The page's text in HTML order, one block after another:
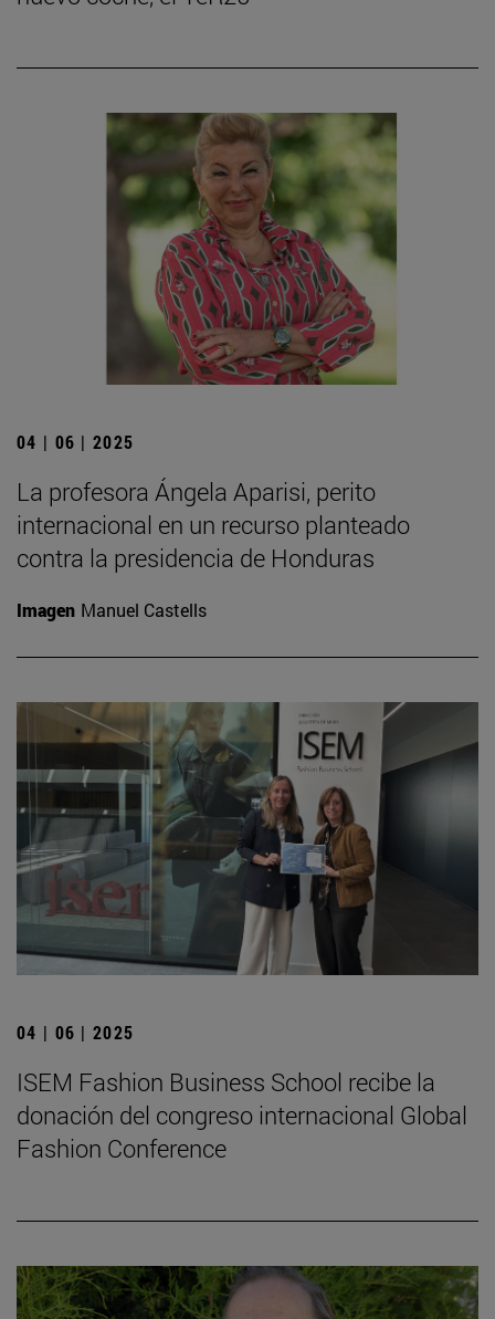
04 | 06 | 2025
La profesora Ángela Aparisi, perito
internacional en un recurso planteado
contra la presidencia de Honduras
Imagen Manuel Castells
04 | 06 | 2025
ISEM Fashion Business School recibe la
donación del congreso internacional Global
Fashion Conference